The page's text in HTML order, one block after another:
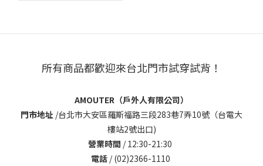
所有商品都歡迎來台北門市試穿試背！
AMOUTER（戶外人有限公司）
門市地址 /台北市大安區羅斯福路三段283巷7弄10號（台電大
樓站2號出口)
營業時間 / 12:30-21:30
電話 / (02)2366-1110